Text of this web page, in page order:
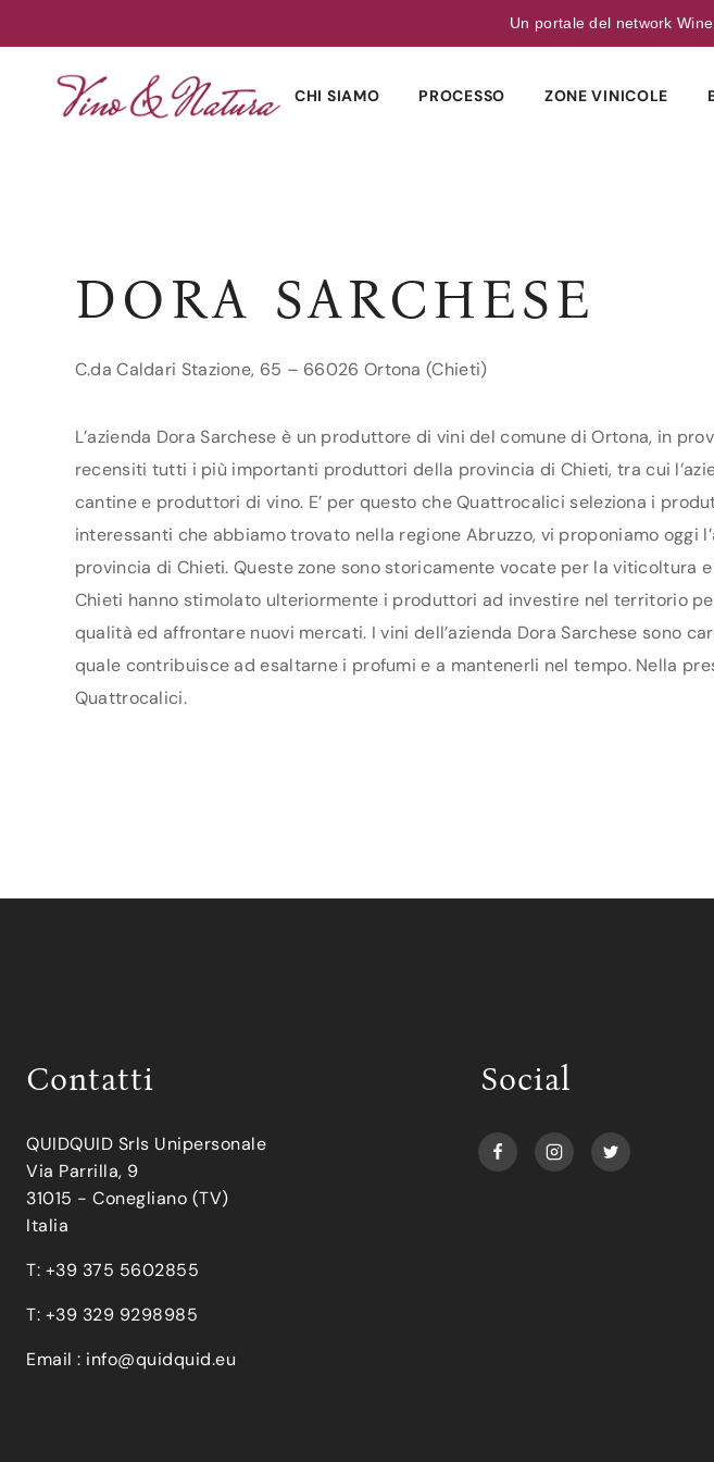
Un portale del network
CHI SIAMO PROCESSO ZONE VINICOLE
DORA SARCHESE
C.da Caldari Stazione, 65 – 66026 Ortona (Chieti)
L’azienda Dora Sarchese è un produttore di vini del comune di Ortona, in
recensiti tutti i più importanti produttori della provincia di Chieti, tra cui
cantine e produttori di vino. E’ per questo che Quattrocalici seleziona i
interessanti che abbiamo trovato nella regione Abruzzo, vi proponiamo
provincia di Chieti. Queste zone sono storicamente vocate per la
Chieti hanno stimolato ulteriormente i produttori ad investire nel territorio
qualità ed affrontare nuovi mercati. I vini dell’azienda Dora Sarchese sono
quale contribuisce ad esaltarne i profumi e a mantenerli nel tempo. Nella
Quattrocalici.
Contatti
QUIDQUID Srls Unipersonale
Via Parrilla, 9
31015 - Conegliano (TV)
Italia
T: +39 375 5602855
T: +39 329 9298985
Email : info@quidquid.eu
Social